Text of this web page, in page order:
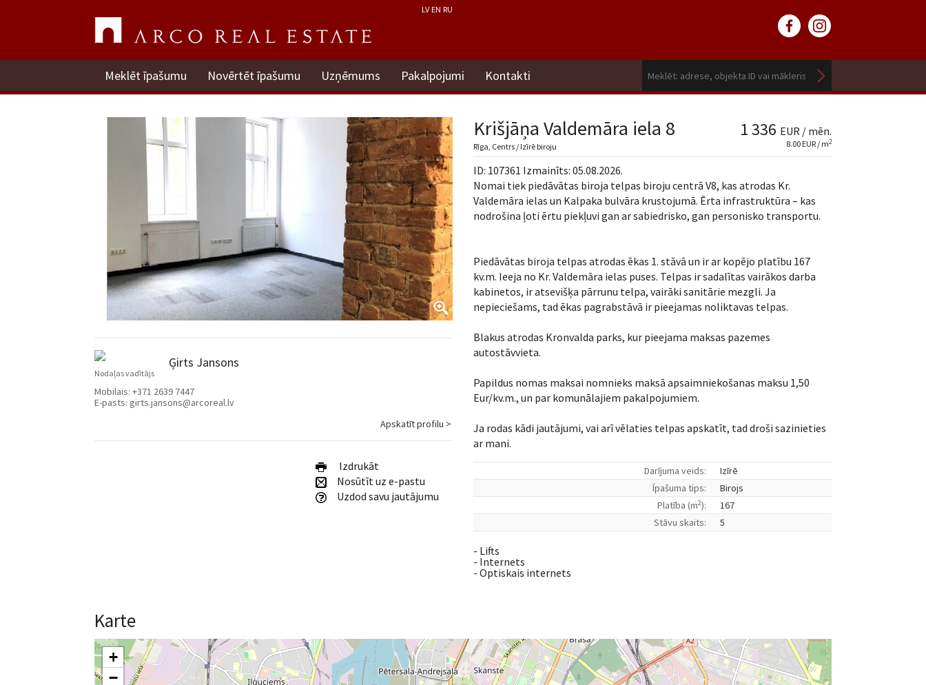
LV EN RU
Meklēt īpašumu Novērtēt īpašumu Uzņēmums Pakalpojumi Kontakti
Krišjāņa Valdemāra iela 8 1 336 EUR / mēn.
Rīga, Centrs / Izīrē biroju 8.00 EUR / m2
ID: 107361 Izmainīts: 05.08.2026.
Nomai tiek piedāvātas biroja telpas biroju centrā V8, kas atrodas Kr.
Valdemāra ielas un Kalpaka bulvāra krustojumā. Ērta infrastruktūra – kas
nodrošina ļoti ērtu piekļuvi gan ar sabiedrisko, gan personisko transportu.
Piedāvātas biroja telpas atrodas ēkas 1. stāvā un ir ar kopējo platību 167
kv.m. Ieeja no Kr. Valdemāra ielas puses. Telpas ir sadalītas vairākos darba
kabinetos, ir atsevišķa pārrunu telpa, vairāki sanitārie mezgli. Ja
nepieciešams, tad ēkas pagrabstāvā ir pieejamas noliktavas telpas.
Blakus atrodas Kronvalda parks, kur pieejama maksas pazemes
autostāvvieta.
Papildus nomas maksai nomnieks maksā apsaimniekošanas maksu 1,50
Eur/kv.m., un par komunālajiem pakalpojumiem.
Ja rodas kādi jautājumi, vai arī vēlaties telpas apskatīt, tad droši sazinieties
ar mani.
Darījuma veids:
Izīrē
Īpašuma tips:
Birojs
Platība (m2):
167
Stāvu skaits:
5
- Lifts
- Internets
- Optiskais internets
Ģirts Jansons
Nodaļas vadītājs
Mobilais: +371 2639 7447
E-pasts: girts.jansons@arcoreal.lv
Apskatīt profilu >
Izdrukāt
Nosūtīt uz e-pastu
Uzdod savu jautājumu
Karte
+
−